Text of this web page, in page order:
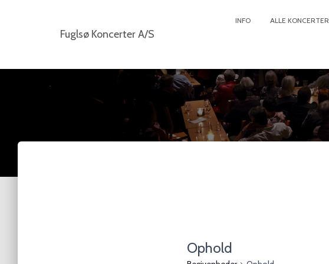
Fuglsø Koncerter A/S
INFO ALLE KONCERTER
Ophold